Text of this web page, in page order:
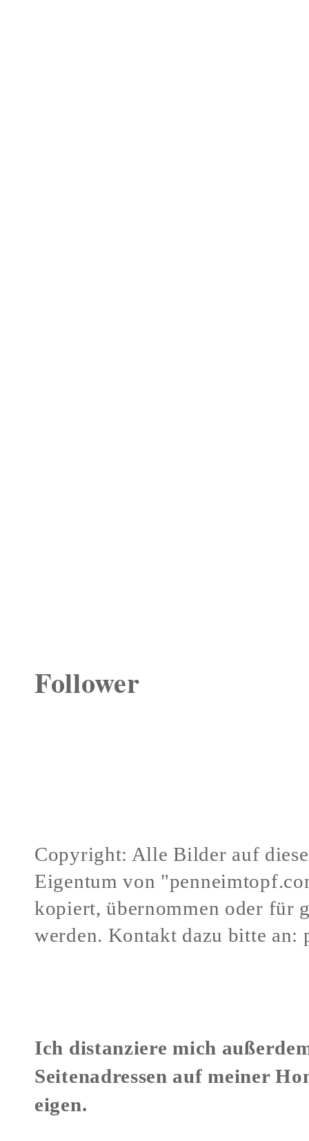
Follower
Copyright: Alle Bilder auf
Eigentum von
kopiert, übernommen oder für
werden. Kontakt dazu bitte an:
Ich distanziere mich
Seitenadressen auf meiner
eigen.